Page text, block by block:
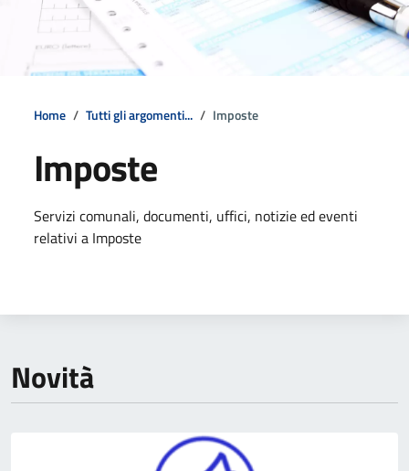
Home Tutti gli argomenti... Imposte
Imposte
Dettagli della notizia
Servizi comunali, documenti, uffici, notizie ed eventi
relativi a Imposte
Novità